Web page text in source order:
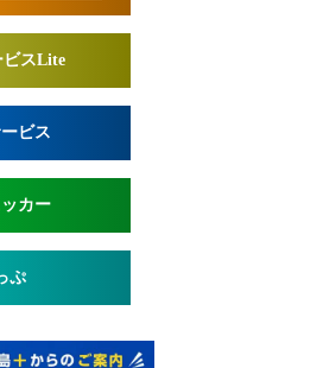
ビスLite
ビス
カー
ぷ